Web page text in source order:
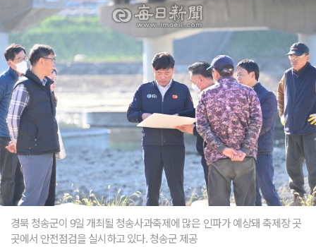
경북 청송군이 9일 개최될 청송사과축제에 많은 인파가 예상돼 축제장 곳
곳에서 안전점검을 실시하고 있다. 청송군 제공